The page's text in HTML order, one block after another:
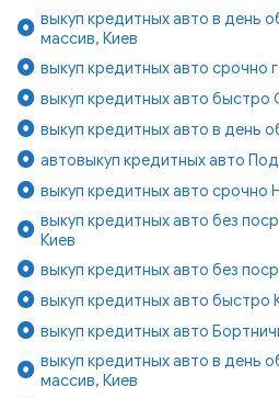
выкуп кредитных авто в день
массив, Киев
выкуп кредитных авто срочно
выкуп кредитных авто быстро
выкуп кредитных авто в день
автовыкуп кредитных авто
выкуп кредитных авто срочно
выкуп кредитных авто без
Киев
выкуп кредитных авто без
выкуп кредитных авто быстро
выкуп кредитных авто
выкуп кредитных авто в день
массив, Киев